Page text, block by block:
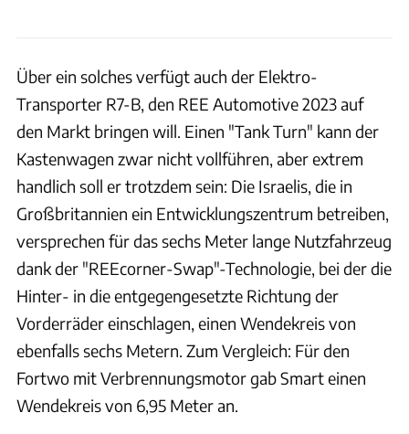
Über ein solches verfügt auch der Elektro-
Transporter R7-B, den REE Automotive 2023 auf
den Markt bringen will. Einen "Tank Turn" kann der
Kastenwagen zwar nicht vollführen, aber extrem
handlich soll er trotzdem sein: Die Israelis, die in
Großbritannien ein Entwicklungszentrum betreiben,
versprechen für das sechs Meter lange Nutzfahrzeug
dank der "REEcorner-Swap"-Technologie, bei der die
Hinter- in die entgegengesetzte Richtung der
Vorderräder einschlagen, einen Wendekreis von
ebenfalls sechs Metern. Zum Vergleich: Für den
Fortwo mit Verbrennungsmotor gab Smart einen
Wendekreis von 6,95 Meter an.